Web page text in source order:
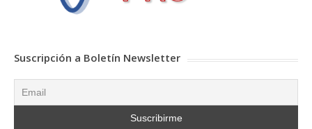
Suscripción a Boletín Newsletter